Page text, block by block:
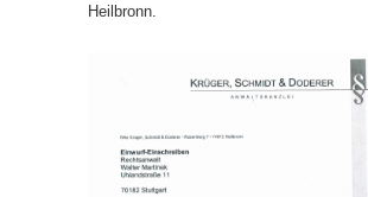
Heilbronn.